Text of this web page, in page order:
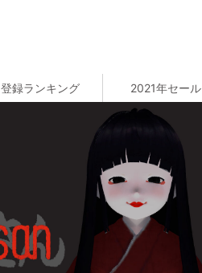
登録ランキング 2021年セール